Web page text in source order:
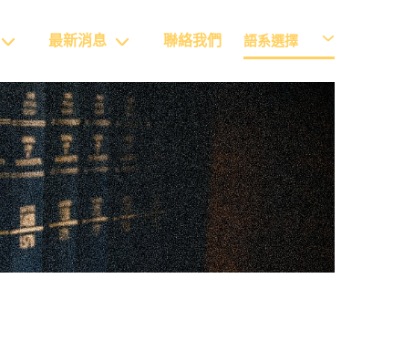
語系選擇
最新消息 聯絡我們